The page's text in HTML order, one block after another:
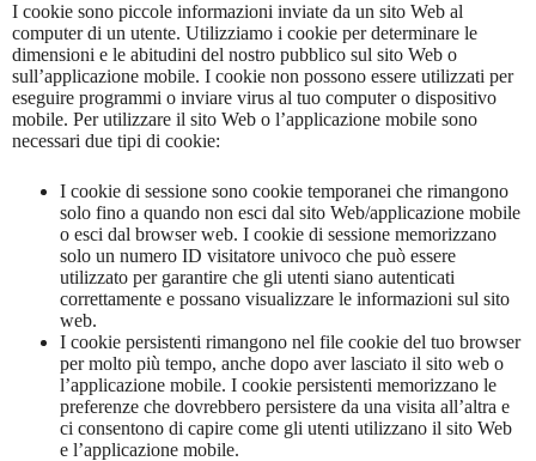
I cookie sono piccole informazioni inviate da un sito Web al
computer di un utente. Utilizziamo i cookie per determinare le
dimensioni e le abitudini del nostro pubblico sul sito Web o
sull’applicazione mobile. I cookie non possono essere utilizzati per
eseguire programmi o inviare virus al tuo computer o dispositivo
mobile. Per utilizzare il sito Web o l’applicazione mobile sono
necessari due tipi di cookie:
I cookie di sessione sono cookie temporanei che rimangono
solo fino a quando non esci dal sito Web/applicazione mobile
o esci dal browser web. I cookie di sessione memorizzano
solo un numero ID visitatore univoco che può essere
utilizzato per garantire che gli utenti siano autenticati
correttamente e possano visualizzare le informazioni sul sito
web.
I cookie persistenti rimangono nel file cookie del tuo browser
per molto più tempo, anche dopo aver lasciato il sito web o
l’applicazione mobile. I cookie persistenti memorizzano le
preferenze che dovrebbero persistere da una visita all’altra e
ci consentono di capire come gli utenti utilizzano il sito Web
e l’applicazione mobile.